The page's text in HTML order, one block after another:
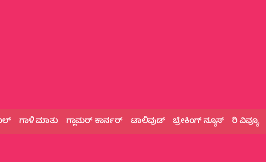
ಗಾಳಿ ಮಾತು ಗ್ಲಾಮರ್‌ ಕಾರ್ನರ್ ಟಾಲಿವುಡ್ ಬ್ರೇಕಿಂಗ್‌ ನ್ಯೂಸ್ ರಿ ವಿವ್ಯೂ